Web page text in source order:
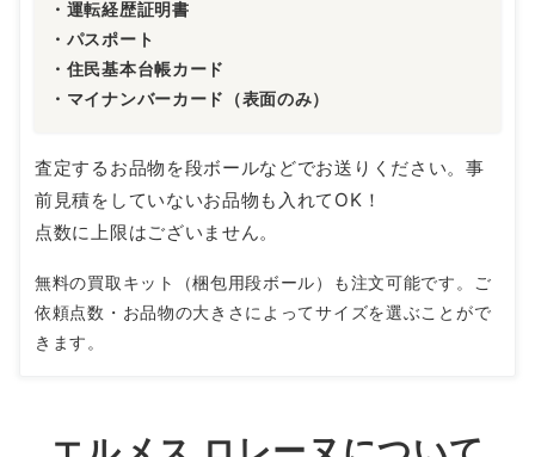
・運転経歴証明書
・パスポート
・住民基本台帳カード
・マイナンバーカード（表面のみ）
査定するお品物を段ボールなどでお送りください。事
前見積をしていないお品物も入れてOK！
点数に上限はございません。
無料の買取キット（梱包用段ボール）も注文可能です。ご
依頼点数・お品物の大きさによってサイズを選ぶことがで
きます。